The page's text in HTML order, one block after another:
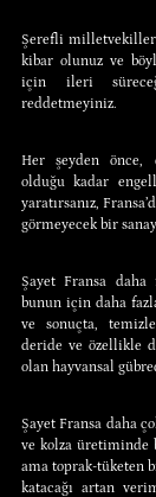
Şerefli
kibar olunuz ve
için ileri
reddetmeyiniz.
Her şeyden önce,
olduğu kadar
yaratırsanız,
görmeyecek bir
Şayet Fransa daha
bunun için daha
ve sonuçta,
deride ve özellikle
olan hayvansal
Şayet Fransa daha
ve kolza üretiminde
ama toprak-tüketen
katacağı artan